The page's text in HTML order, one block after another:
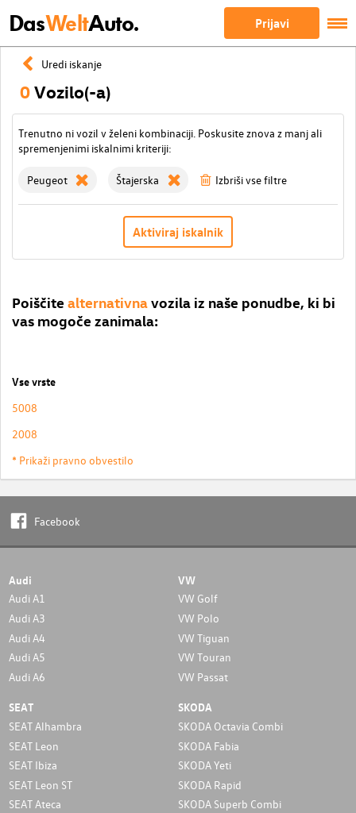
DasWeltAuto. Prijavi
Uredi iskanje
0Vozilo(-a)
Trenutno ni vozil v želeni kombinaciji. Poskusite znova z manj ali
spremenjenimi iskalnimi kriteriji:
Peugeot Štajerska Izbriši vse filtre
Aktiviraj iskalnik
Poiščite alternativnavozila iz naše ponudbe, ki bi
vas mogoče zanimala:
Vse vrste
5008
2008
* Prikaži pravno obvestilo
Facebook
Audi
Audi A1
Audi A3
Audi A4
Audi A5
Audi A6
VW
VW Golf
VW Polo
VW Tiguan
VW Touran
VW Passat
SEAT
SEAT Alhambra
SEAT Leon
SEAT Ibiza
SEAT Leon ST
SEAT Ateca
SKODA
SKODA Octavia Combi
SKODA Fabia
SKODA Yeti
SKODA Rapid
SKODA Superb Combi